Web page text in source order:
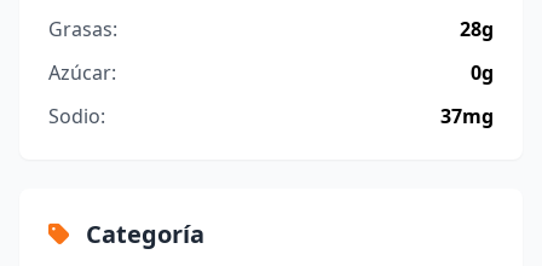
Grasas:
28g
Azúcar:
0g
Sodio:
37mg
Categoría